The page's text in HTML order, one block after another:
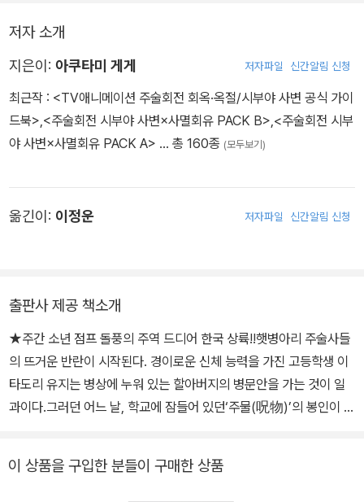
저자 소개
지은이: 아쿠타미 게게 저자파일 신간알림 신청
최근작 : <TV애니메이션 주술회전 회옥·옥절/시부야 사변 공식 가이
드북>,<주술회전 시부야 사변×사멸회유 PACK B>,<주술회전 시부
야 사변×사멸회유 PACK A> … 총 160종 (모두보기)
옮긴이: 이정운 저자파일 신간알림 신청
출판사 제공 책소개
★주간 소년 점프 돌풍의 주역 드디어 한국 상륙!!햇병아리 주술사들
의 뜨거운 반란이 시작된다. 경이로운 신체 능력을 가진 고등학생 이
타도리 유지는 병상에 누워 있는 할아버지의 병문안을 가는 것이 일
과이다.그러던 어느 날, 학교에 잠들어 있던‘주물(呪物)’의 봉인이 풀
이 상품을 구입한 분들이 구매한 상품